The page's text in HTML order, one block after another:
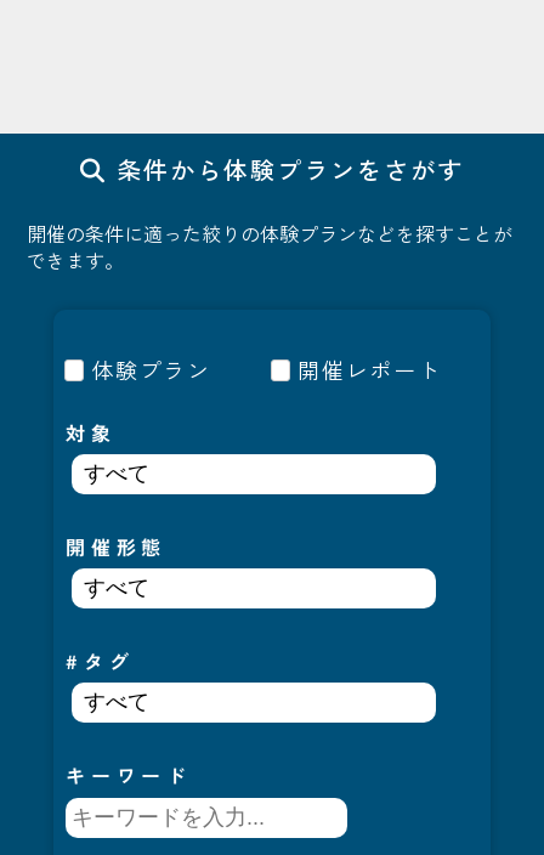
条件から体験プランをさがす
開催の条件に適った絞りの体験プランなどを探すことが
できます。
体験プラン 開催レポート
対象
開催形態
#タグ
キーワード